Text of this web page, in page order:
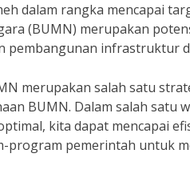
dalam rangka mencapai
(BUMN) merupakan
pembangunan infrastruktur
merupakan salah satu
BUMN. Dalam salah satu
kita dapat mencapai
program pemerintah untuk